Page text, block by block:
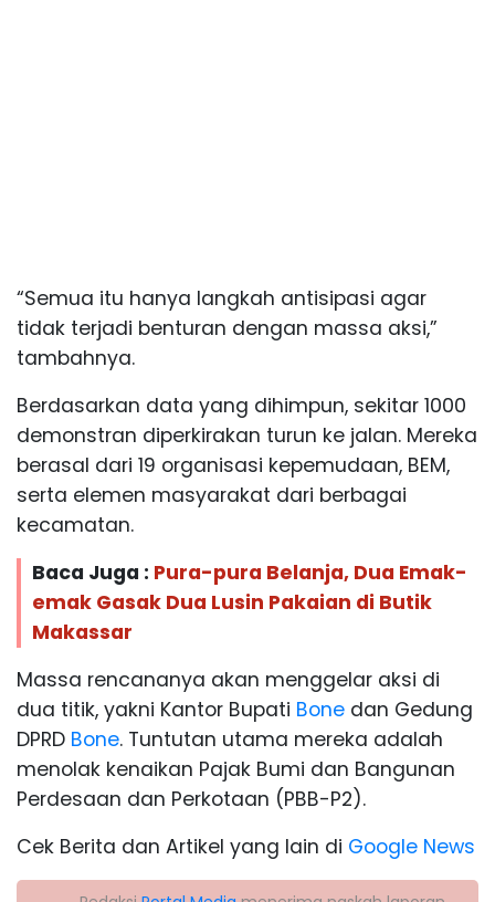
“Semua itu hanya langkah antisipasi agar
tidak terjadi benturan dengan massa aksi,”
tambahnya.
Berdasarkan data yang dihimpun, sekitar 1000
demonstran diperkirakan turun ke jalan. Mereka
berasal dari 19 organisasi kepemudaan, BEM,
serta elemen masyarakat dari berbagai
kecamatan.
Baca Juga : Pura-pura Belanja, Dua Emak-
emak Gasak Dua Lusin Pakaian di Butik
Makassar
Massa rencananya akan menggelar aksi di
dua titik, yakni Kantor Bupati Bone dan Gedung
DPRD Bone. Tuntutan utama mereka adalah
menolak kenaikan Pajak Bumi dan Bangunan
Perdesaan dan Perkotaan (PBB-P2).
Cek Berita dan Artikel yang lain di Google News